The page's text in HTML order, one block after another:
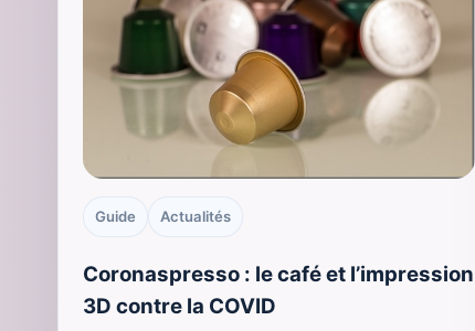
Guide Actualités
Coronaspresso : le café et l’impression
3D contre la COVID